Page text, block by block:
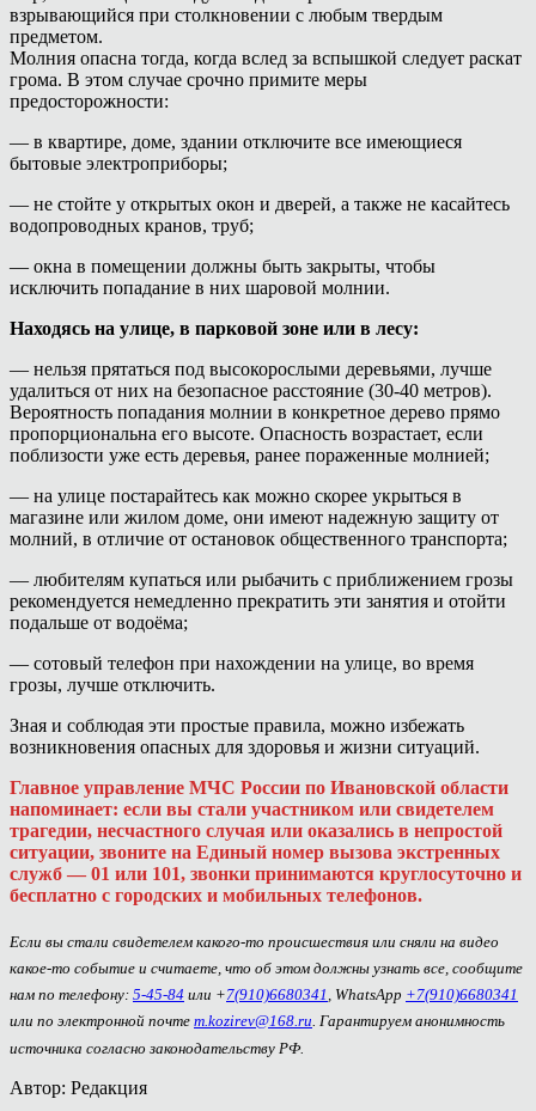
взрывающийся при столкновении с любым твердым
предметом.
Молния опасна тогда, когда вслед за вспышкой следует раскат
грома. В этом случае срочно примите меры
предосторожности:
— в квартире, доме, здании отключите все имеющиеся
бытовые электроприборы;
— не стойте у открытых окон и дверей, а также не касайтесь
водопроводных кранов, труб;
— окна в помещении должны быть закрыты, чтобы
исключить попадание в них шаровой молнии.
Находясь на улице, в парковой зоне или в лесу:
— нельзя прятаться под высокорослыми деревьями, лучше
удалиться от них на безопасное расстояние (30-40 метров).
Вероятность попадания молнии в конкретное дерево прямо
пропорциональна его высоте. Опасность возрастает, если
поблизости уже есть деревья, ранее пораженные молнией;
— на улице постарайтесь как можно скорее укрыться в
магазине или жилом доме, они имеют надежную защиту от
молний, в отличие от остановок общественного транспорта;
— любителям купаться или рыбачить с приближением грозы
рекомендуется немедленно прекратить эти занятия и отойти
подальше от водоёма;
— сотовый телефон при нахождении на улице, во время
грозы, лучше отключить.
Зная и соблюдая эти простые правила, можно избежать
возникновения опасных для здоровья и жизни ситуаций.
Главное управление МЧС России по Ивановской области
напоминает: если вы стали участником или свидетелем
трагедии, несчастного случая или оказались в непростой
ситуации, звоните на Единый номер вызова экстренных
служб — 01 или 101, звонки принимаются круглосуточно и
бесплатно с городских и мобильных телефонов.
Если вы стали свидетелем какого-то происшествия или сняли на видео
какое-то событие и считаете, что об этом должны узнать все, сообщите
нам по телефону: 5-45-84 или +7(910)6680341 , WhatsApp +7(910)6680341
или по электронной почте m.kozirev@168.ru. Гарантируем анонимность
источника согласно законодательству РФ.
Автор: Редакция